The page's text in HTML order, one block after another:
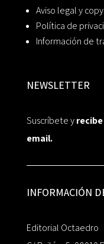
Aviso legal y
Política de
Información de
NEWSLETTER
Suscríbete y
email.
INFORMACIÓN
Editorial Octaedro